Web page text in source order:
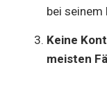
bei seinem
Keine
meisten